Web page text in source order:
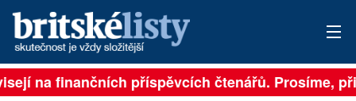
PŘIHLÁSIT
na finančních příspěvcích čtenářů. Prosíme,